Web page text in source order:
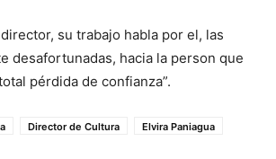
su trabajo habla por el, las
desafortunadas, hacia la person que
pérdida de confianza”.
Director de Cultura
Elvira Paniagua